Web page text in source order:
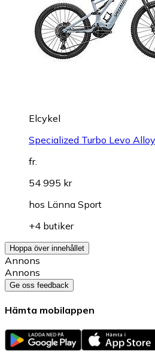
Elcykel
Specialized Turbo Levo
fr.
54 995 kr
hos Länna Sport
+4 butiker
Hoppa över innehållet
Annons
Annons
Ge oss feedback
Hämta mobilappen